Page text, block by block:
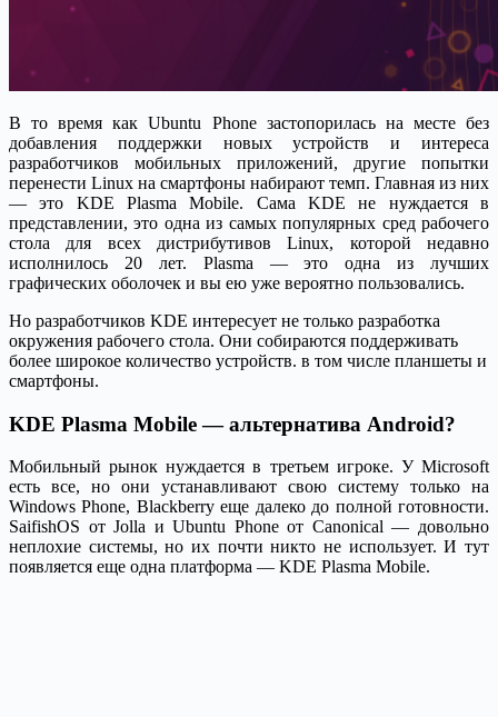
В то время как Ubuntu Phone застопорилась на месте без
добавления поддержки новых устройств и интереса
разработчиков мобильных приложений, другие попытки
перенести Linux на смартфоны набирают темп. Главная из них
— это KDE Plasma Mobile. Сама KDE не нуждается в
представлении, это одна из самых популярных сред рабочего
стола для всех дистрибутивов Linux, которой недавно
исполнилось 20 лет. Plasma — это одна из лучших
графических оболочек и вы ею уже вероятно пользовались.
Но разработчиков KDE интересует не только разработка
окружения рабочего стола. Они собираются поддерживать
более широкое количество устройств. в том числе планшеты и
смартфоны.
KDE Plasma Mobile — альтернатива Android?
Мобильный рынок нуждается в третьем игроке. У Microsoft
есть все, но они устанавливают свою систему только на
Windows Phone, Blackberry еще далеко до полной готовности.
SaifishOS от Jolla и Ubuntu Phone от Canonical — довольно
неплохие системы, но их почти никто не использует. И тут
появляется еще одна платформа — KDE Plasma Mobile.